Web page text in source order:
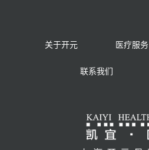
关于开元 医疗服务
联系我们